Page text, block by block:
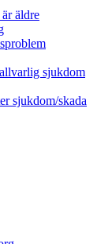
äldre
sjukdom
sjukdom/skada